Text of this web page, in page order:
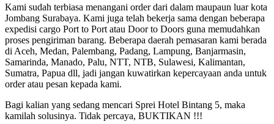
Kami sudah terbiasa menangani order dari dalam maupaun luar kota
Jombang Surabaya. Kami juga telah bekerja sama dengan beberapa
expedisi cargo Port to Port atau Door to Doors guna memudahkan
proses pengiriman barang. Beberapa daerah pemasaran kami berada
di Aceh, Medan, Palembang, Padang, Lampung, Banjarmasin,
Samarinda, Manado, Palu, NTT, NTB, Sulawesi, Kalimantan,
Sumatra, Papua dll, jadi jangan kuwatirkan kepercayaan anda untuk
order atau pesan kepada kami.
Bagi kalian yang sedang mencari Sprei Hotel Bintang 5, maka
kamilah solusinya. Tidak percaya, BUKTIKAN !!!